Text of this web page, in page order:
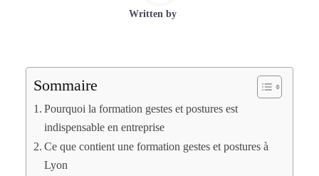
Written by
Sommaire
Pourquoi la formation gestes et postures est
indispensable en entreprise
Ce que contient une formation gestes et postures à
Lyon